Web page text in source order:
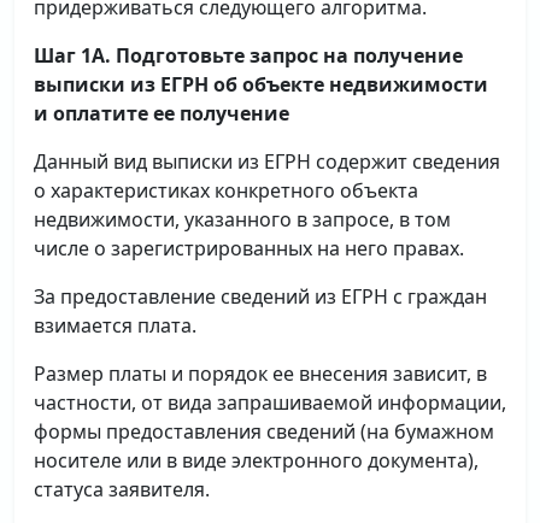
придерживаться следующего алгоритма.
Шаг 1А. Подготовьте запрос на получение
выписки из ЕГРН об объекте недвижимости
и оплатите ее получение
Данный вид выписки из ЕГРН содержит сведения
о характеристиках конкретного объекта
недвижимости, указанного в запросе, в том
числе о зарегистрированных на него правах.
За предоставление сведений из ЕГРН с граждан
взимается плата.
Размер платы и порядок ее внесения зависит, в
частности, от вида запрашиваемой информации,
формы предоставления сведений (на бумажном
носителе или в виде электронного документа),
статуса заявителя.